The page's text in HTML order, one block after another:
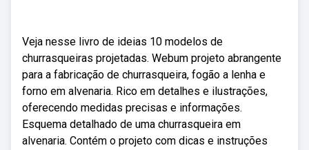
Veja nesse livro de ideias 10 modelos de
churrasqueiras projetadas. Webum projeto abrangente
para a fabricação de churrasqueira, fogão a lenha e
forno em alvenaria. Rico em detalhes e ilustrações,
oferecendo medidas precisas e informações.
Esquema detalhado de uma churrasqueira em
alvenaria. Contém o projeto com dicas e instruções